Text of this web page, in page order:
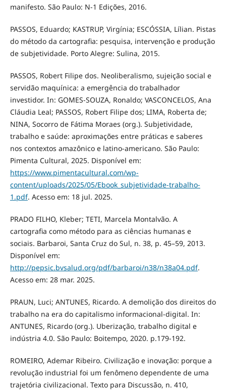
manifesto. São Paulo: N-1 Edições, 2016.
PASSOS, Eduardo; KASTRUP, Virgínia; ESCÓSSIA, Lílian. Pistas
do método da cartografia: pesquisa, intervenção e produção
de subjetividade. Porto Alegre: Sulina, 2015.
PASSOS, Robert Filipe dos. Neoliberalismo, sujeição social e
servidão maquínica: a emergência do trabalhador
investidor. In: GOMES-SOUZA, Ronaldo; VASCONCELOS, Ana
Cláudia Leal; PASSOS, Robert Filipe dos; LIMA, Roberta de;
NINA, Socorro de Fátima Moraes (org.). Subjetividade,
trabalho e saúde: aproximações entre práticas e saberes
nos contextos amazônico e latino-americano. São Paulo:
Pimenta Cultural, 2025. Disponível em:
https://www.pimentacultural.com/wp-
content/uploads/2025/05/Ebook_subjetividade-trabalho-
1.pdf. Acesso em: 18 jul. 2025.
PRADO FILHO, Kleber; TETI, Marcela Montalvão. A
cartografia como método para as ciências humanas e
sociais. Barbaroi, Santa Cruz do Sul, n. 38, p. 45–59, 2013.
Disponível em:
http://pepsic.bvsalud.org/pdf/barbaroi/n38/n38a04.pdf.
Acesso em: 28 mar. 2025.
PRAUN, Luci; ANTUNES, Ricardo. A demolição dos direitos do
trabalho na era do capitalismo informacional-digital. In:
ANTUNES, Ricardo (org.). Uberização, trabalho digital e
indústria 4.0. São Paulo: Boitempo, 2020. p.179-192.
ROMEIRO, Ademar Ribeiro. Civilização e inovação: porque a
revolução industrial foi um fenômeno dependente de uma
trajetória civilizacional. Texto para Discussão, n. 410,